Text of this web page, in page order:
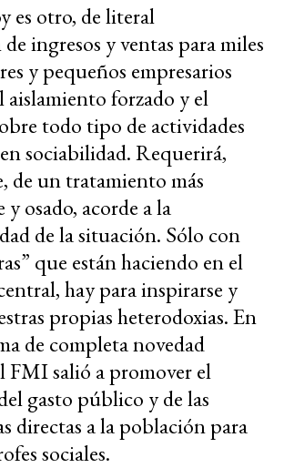
es otro, de literal
ingresos y ventas para miles
y pequeños empresarios
forzado y el
todo tipo de actividades
sociabilidad. Requerirá,
de un tratamiento más
osado, acorde a la
de la situación. Sólo con
que están haciendo en el
hay para inspirarse y
propias heterodoxias. En
de completa novedad
FMI salió a promover el
gasto público y de las
directas a la población para
sociales.